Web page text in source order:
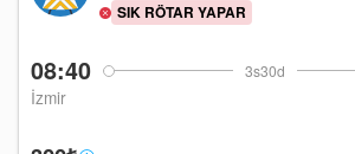
08:40 3s30d
İzmir
SIK RÖTAR YAPAR